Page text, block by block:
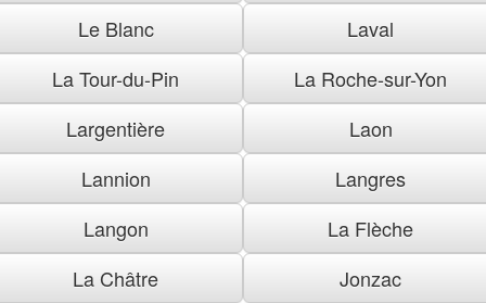
Le Blanc
Laval
La Tour-du-Pin
La Roche-sur-Yon
Largentière
Laon
Lannion
Langres
Langon
La Flèche
La Châtre
Jonzac